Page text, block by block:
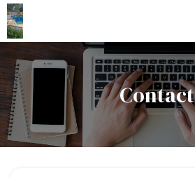
Contact